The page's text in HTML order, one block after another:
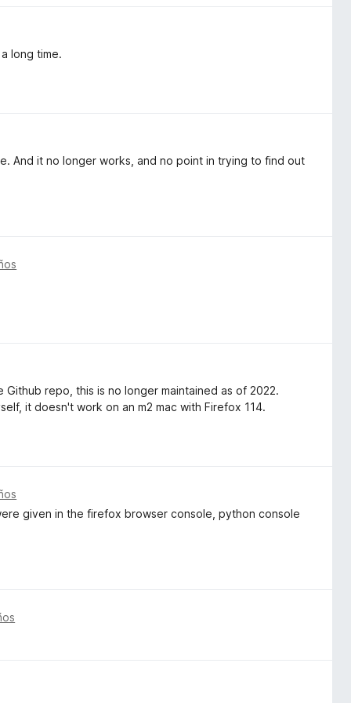
long time.
And it no longer works, and no point in trying to find out
repo, this is no longer maintained as of 2022.
it doesn't work on an m2 mac with Firefox 114.
given in the firefox browser console, python console